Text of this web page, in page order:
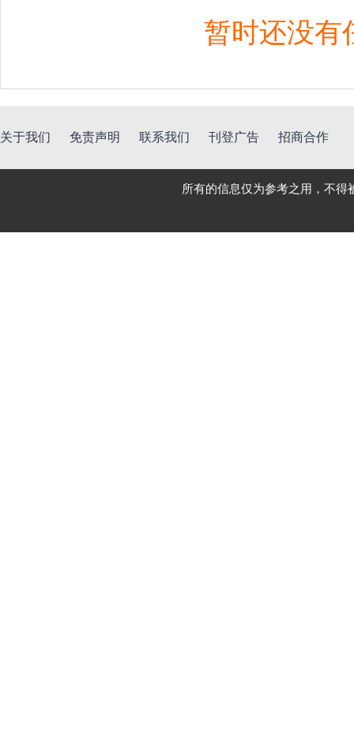
暂时还没有
关于我们 免责声明 联系我们 刊登广告 招商合作
所有的信息仅为参考之用，不